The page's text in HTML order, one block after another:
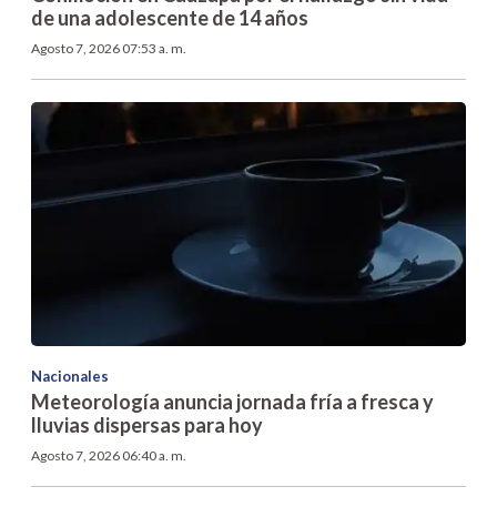
de una adolescente de 14 años
Agosto 7, 2026 07:53 a. m.
Nacionales
Meteorología anuncia jornada fría a fresca y
lluvias dispersas para hoy
Agosto 7, 2026 06:40 a. m.